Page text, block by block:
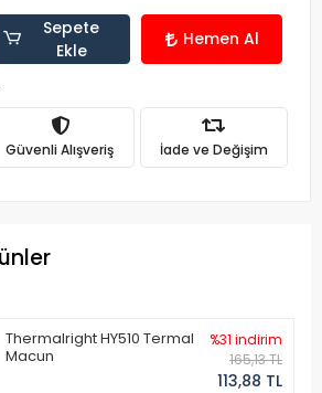
Sepete
Ekle
Hemen Al
Güvenli Alışveriş İade ve Değişim
Thermalright HY510 Termal
Macun
%31 indirim
165,13 TL
113,88 TL